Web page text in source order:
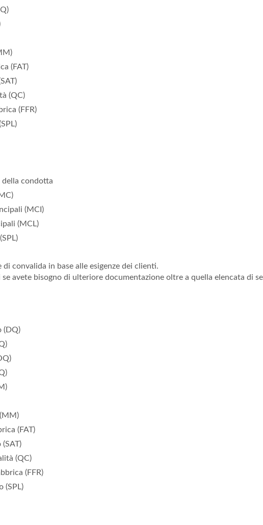
(FAT)
(QC)
(FFR)
della condotta
(MCI)
(MCL)
convalida in base alle esigenze dei clienti.
avete bisogno di ulteriore documentazione oltre a quella elencata di
(DQ)
(FAT)
(QC)
(FFR)
(SPL)